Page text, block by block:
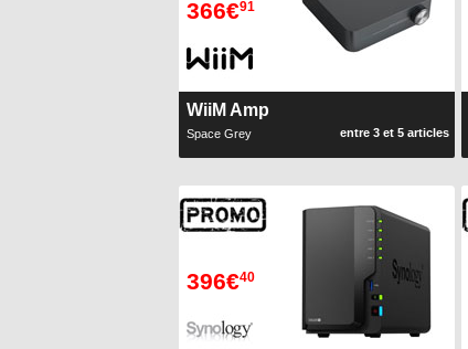
366€91
WiiM Amp
Space Grey entre 3 et 5 articles
396€40